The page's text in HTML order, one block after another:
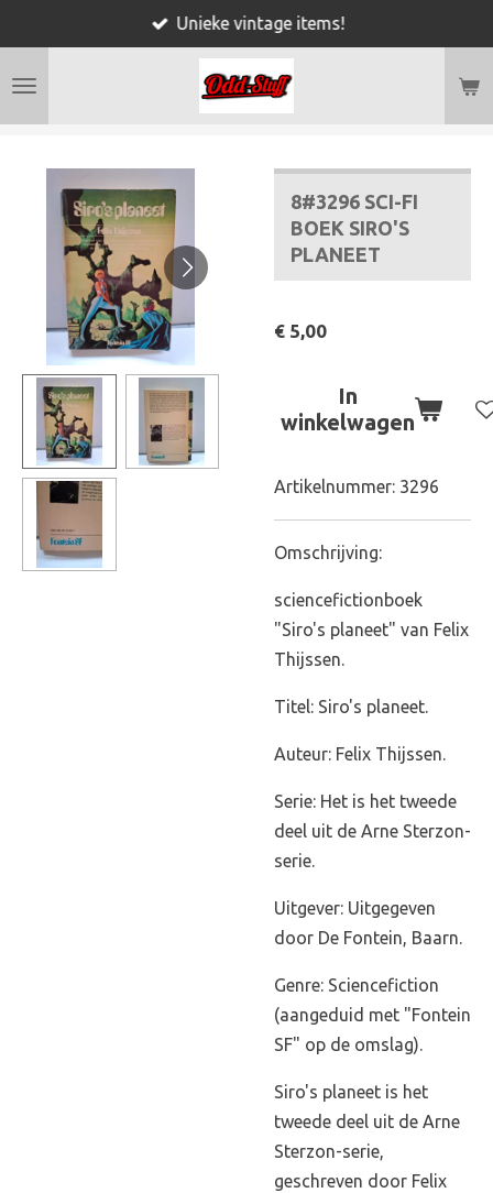
naar
Unieke vintage items!
8#3296 SCI-FI
BOEK SIRO'S
PLANEET
€ 5,00
In
winkelwagen
Artikelnummer: 3296
Omschrijving:
sciencefictionboek
"Siro's planeet" van Felix
Thijssen.
Titel: Siro's planeet.
Auteur: Felix Thijssen.
Serie: Het is het tweede
deel uit de Arne Sterzon-
serie.
Uitgever: Uitgegeven
door De Fontein, Baarn.
Genre: Sciencefiction
(aangeduid met "Fontein
SF" op de omslag).
Siro's planeet is het
tweede deel uit de Arne
Sterzon-serie,
geschreven door Felix